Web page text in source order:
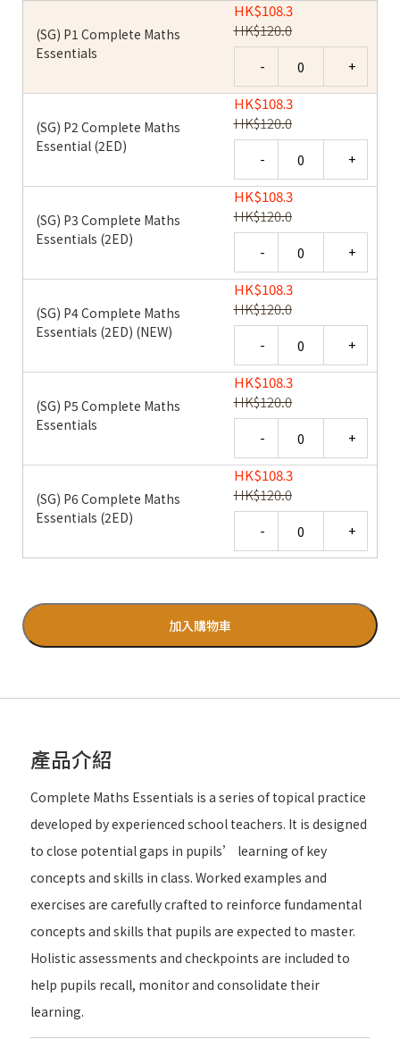
(SG) P1 Complete Maths
Essentials
HK$108.3
HK$120.0
(SG) P2 Complete Maths
Essential (2ED)
HK$108.3
HK$120.0
(SG) P3 Complete Maths
Essentials (2ED)
HK$108.3
HK$120.0
(SG) P4 Complete Maths
Essentials (2ED) (NEW)
HK$108.3
HK$120.0
(SG) P5 Complete Maths
Essentials
HK$108.3
HK$120.0
(SG) P6 Complete Maths
Essentials (2ED)
HK$108.3
HK$120.0
加入購物車
產品介紹
Complete Maths Essentials is a series of topical practice
developed by experienced school teachers. It is designed
to close potential gaps in pupils’ learning of key
concepts and skills in class. Worked examples and
exercises are carefully crafted to reinforce fundamental
concepts and skills that pupils are expected to master.
Holistic assessments and checkpoints are included to
help pupils recall, monitor and consolidate their
learning.